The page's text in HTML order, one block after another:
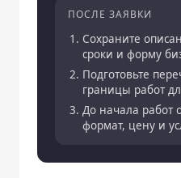
ПОСЛЕ ЗАЯВКИ
Сохраните
сроки и форму
Подготовьте
границы работ
До начала работ
формат, цену и